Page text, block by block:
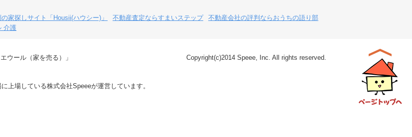
家探しサイト「Housii(ハウシー)」 不動産査定ならすまいステップ
不動産会社の評判ならおうちの語り部
介護
ウール（家を売る）」 Copyright(c)2014 Speee, Inc. All rights reserved.
上場している株式会社Speeeが運営しています。